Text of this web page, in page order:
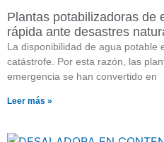
Plantas potabilizadoras de
rápida ante desastres
La disponibilidad de agua potable
catástrofe. Por esta razón, las
emergencia se han convertido en
Leer más »